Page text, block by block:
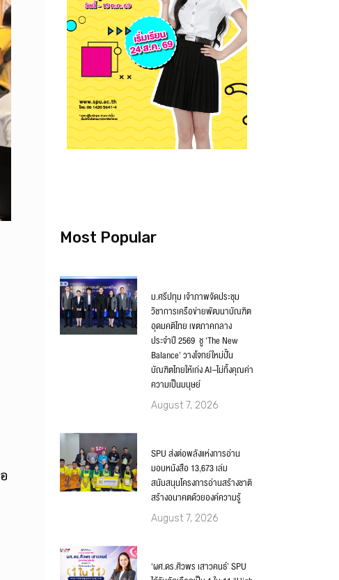
Most Popular
ม.ศรีปทุม เจ้าภาพจัดประชุม
วิชาการเครือข่ายพัฒนาบัณฑิต
อุดมคติไทย เขตภาคกลาง
ประจำปี 2569 ชู ‘The New
Balance’ วางโจทย์ใหม่ปั้น
บัณฑิตไทยให้เก่ง AI–ไม่ทิ้งคุณค่า
ความเป็นมนุษย์
August 7, 2026
SPU ส่งต่อพลังแห่งการอ่าน
มอบหนังสือ 13,673 เล่ม
สนับสนุนโครงการอ่านสร้างชาติ
สร้างอนาคตด้วยองค์ความรู้
August 7, 2026
‘ผศ.ดร.ศิวพร เสาวคนธ์’ SPU